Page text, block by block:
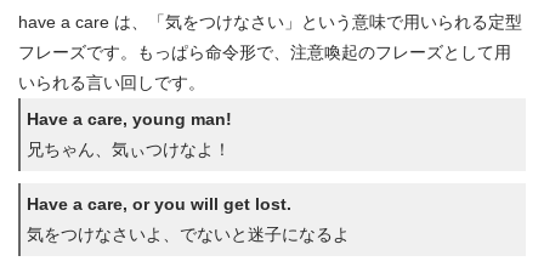
have a care は、「気をつけなさい」という意味で用いられる定型
フレーズです。もっぱら命令形で、注意喚起のフレーズとして用
いられる言い回しです。
Have a care, young man!
兄ちゃん、気ぃつけなよ！
Have a care, or you will get lost.
気をつけなさいよ、でないと迷子になるよ